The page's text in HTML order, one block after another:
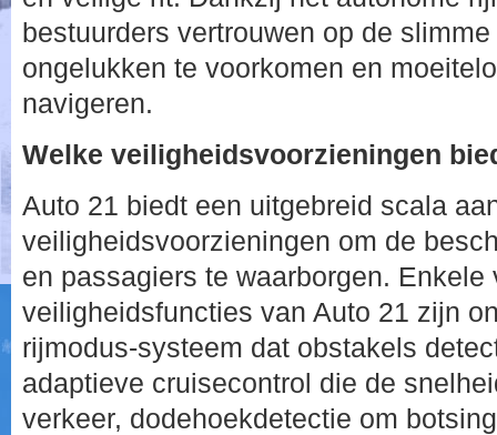
bestuurders vertrouwen op de
ongelukken te voorkomen en
navigeren.
Welke veiligheidsvoorzieningen
Auto 21 biedt een uitgebreid scala
veiligheidsvoorzieningen om de
en passagiers te waarborgen.
veiligheidsfuncties van Auto 21 zijn
rijmodus-systeem dat obstakels
adaptieve cruisecontrol die de
verkeer, dodehoekdetectie om